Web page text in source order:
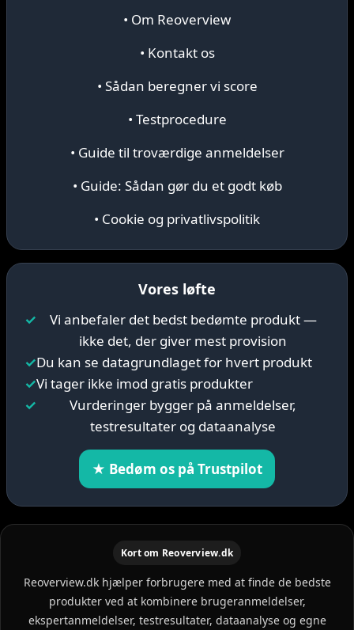
• Om Reoverview
• Kontakt os
• Sådan beregner vi score
• Testprocedure
• Guide til troværdige anmeldelser
• Guide: Sådan gør du et godt køb
• Cookie og privatlivspolitik
Vores løfte
✓
Vi anbefaler det bedst bedømte produkt —
ikke det, der giver mest provision
✓Du kan se datagrundlaget for hvert produkt
✓Vi tager ikke imod gratis produkter
✓
Vurderinger bygger på anmeldelser,
testresultater og dataanalyse
★ Bedøm os på Trustpilot
Kort om Reoverview.dk
Reoverview.dk hjælper forbrugere med at finde de bedste
produkter ved at kombinere brugeranmeldelser,
ekspertanmeldelser, testresultater, dataanalyse og egne